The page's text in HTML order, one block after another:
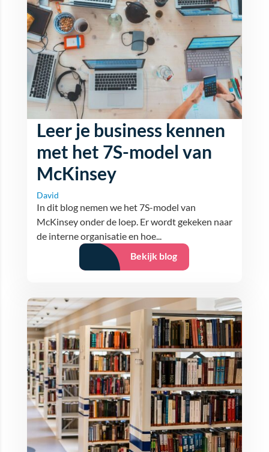
Leer je business kennen
met het 7S-model van
McKinsey
David
In dit blog nemen we het 7S-model van
McKinsey onder de loep. Er wordt gekeken naar
de interne organisatie en hoe...
Bekijk blog